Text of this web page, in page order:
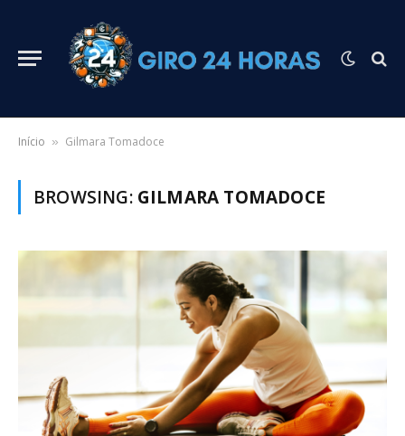
Início » Gilmara Tomadoce
BROWSING: GILMARA TOMADOCE